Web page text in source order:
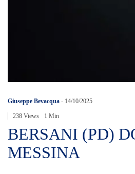
Giuseppe Bevacqua - 14/10/2025
238 Views 1 Min
BERSANI (PD)
MESSINA